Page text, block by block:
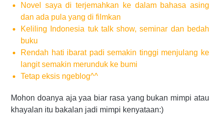
Novel saya di terjemahkan ke dalam bahasa asing
dan ada pula yang di filmkan
Keliling Indonesia tuk talk show, seminar dan bedah
buku
Rendah hati ibarat padi semakin tinggi menjulang ke
langit semakin merunduk ke bumi
Tetap eksis ngeblog^^
Mohon doanya aja yaa biar rasa yang bukan mimpi atau
khayalan itu bakalan jadi mimpi kenyataan:)